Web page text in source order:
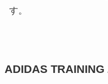
す。
ADIDAS TRAINING